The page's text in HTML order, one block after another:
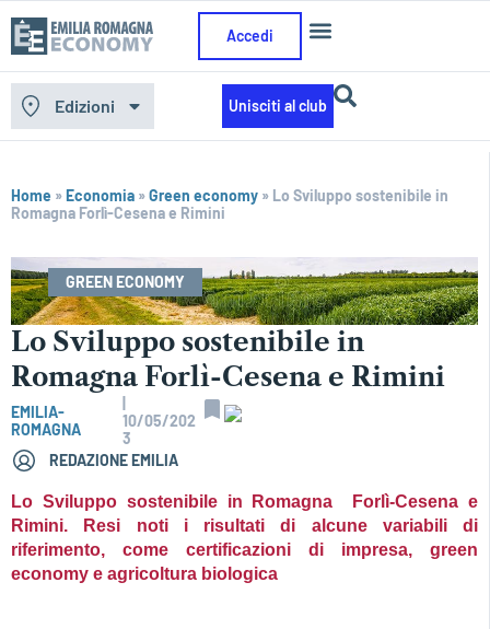
Accedi
Edizioni Unisciti al club
Home »Economia »Green economy » Lo Sviluppo sostenibile in
Romagna Forlì-Cesena e Rimini
GREEN ECONOMY
Lo Sviluppo sostenibile in
Romagna Forlì-Cesena e Rimini
EMILIA-
ROMAGNA
10/05/202
3
REDAZIONE EMILIA
Lo Sviluppo sostenibile in Romagna  Forlì-Cesena e
Rimini. Resi noti i risultati di alcune variabili di
riferimento, come certificazioni di impresa, green
economy e agricoltura biologica